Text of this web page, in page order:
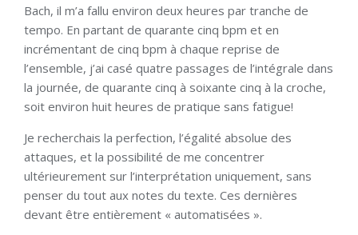
Bach, il m’a fallu environ deux heures par tranche de
tempo. En partant de quarante cinq bpm et en
incrémentant de cinq bpm à chaque reprise de
l’ensemble, j’ai casé quatre passages de l’intégrale dans
la journée, de quarante cinq à soixante cinq à la croche,
soit environ huit heures de pratique sans fatigue!
Je recherchais la perfection, l’égalité absolue des
attaques, et la possibilité de me concentrer
ultérieurement sur l’interprétation uniquement, sans
penser du tout aux notes du texte. Ces dernières
devant être entièrement « automatisées ».